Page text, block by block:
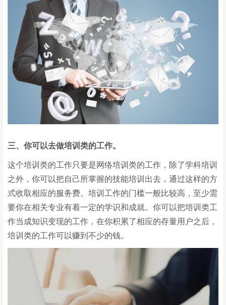
三、你可以去做培训类的工作。
这个培训类的工作只要是网络培训类的工作，除了学科培训
之外，你可以把自己所掌握的技能培训出去，通过这样的方
式收取相应的服务费。培训工作的门槛一般比较高，至少需
要你在相关专业有着一定的学识和成就。你可以把培训类工
作当成知识变现的工作，在你积累了相应的存量用户之后，
培训类的工作可以赚到不少的钱。